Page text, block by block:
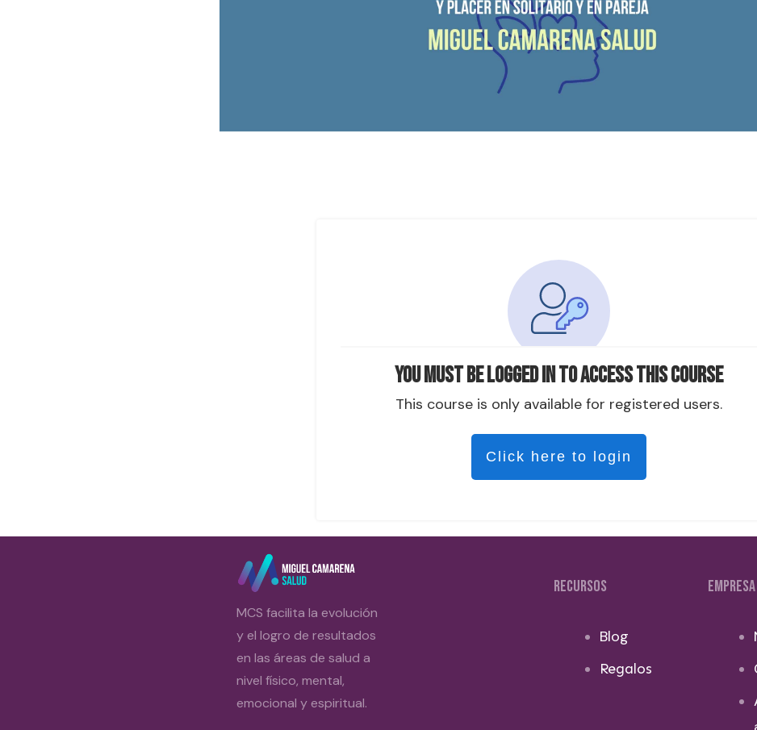
You must be logged in to access this course
This course is only available for registered users.
Click here to login
MCS facilita la evolución
y el logro de resultados
en las áreas de salud a
nivel físico, mental,
emocional y espiritual.
RECURSOS
Blog
Regalos
EMPRESA